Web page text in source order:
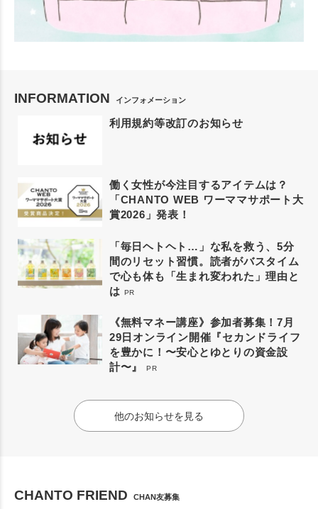
INFORMATION インフォメーション
利用規約等改訂のお知らせ
働く女性が今注目するアイテムは？
「CHANTO WEB ワーママサポート大
賞2026」発表！
「毎日ヘトヘト…」な私を救う、5分
間のリセット習慣。読者がバスタイム
で心も体も「生まれ変われた」理由と
は PR
《無料マネー講座》参加者募集！7月
29日オンライン開催『セカンドライフ
を豊かに！〜安心とゆとりの資金設
計〜』
PR
他のお知らせを見る
CHANTO FRIEND CHAN友募集